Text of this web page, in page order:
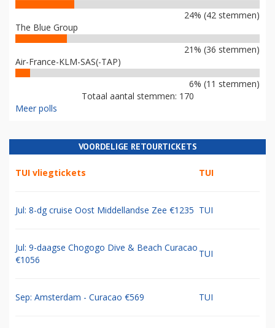
24% (42 stemmen)
The Blue Group
21% (36 stemmen)
Air-France-KLM-SAS(-TAP)
6% (11 stemmen)
Totaal aantal stemmen: 170
Meer polls
VOORDELIGE RETOURTICKETS
TUI vliegtickets TUI
Jul: 8-dg cruise Oost Middellandse Zee €1235 TUI
Jul: 9-daagse Chogogo Dive & Beach Curacao
€1056
TUI
Sep: Amsterdam - Curacao €569 TUI